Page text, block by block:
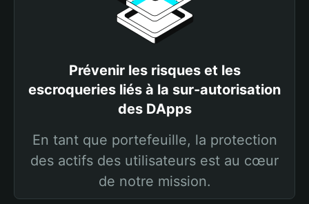
Prévenir les risques et les
escroqueries liés à la sur-autorisation
des DApps
En tant que portefeuille, la protection
des actifs des utilisateurs est au cœur
de notre mission.